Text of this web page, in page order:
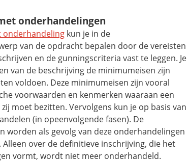
onderhandelingen
onderhandeling kun je in de
van de opdracht bepalen door de vereisten
en de gunningscriteria vast te leggen. Je
van de beschrijving de minimumeisen zijn
voldoen. Deze minimumeisen zijn vooral
voorwaarden en kenmerken waaraan een
moet bezitten. Vervolgens kun je op basis van
(in opeenvolgende fasen). De
worden als gevolg van deze onderhandelingen
over de definitieve inschrijving, die het
vormt, wordt niet meer onderhandeld.